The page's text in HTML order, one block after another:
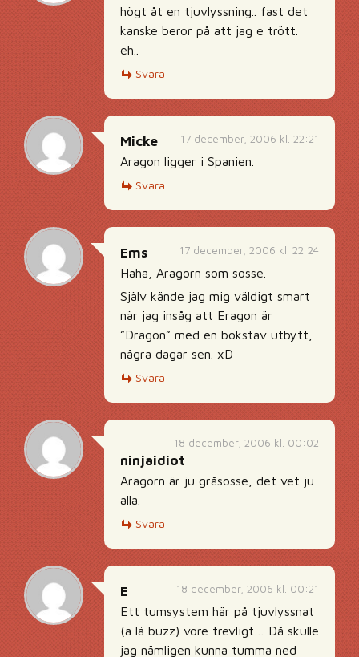
högt åt en tjuvlyssning.. fast det
kanske beror på att jag e trött.
eh..
Svara
17 december, 2006 kl. 22:21
Micke
Aragon ligger i Spanien.
Svara
17 december, 2006 kl. 22:24
Ems
Haha, Aragorn som sosse.
Själv kände jag mig väldigt smart
när jag insåg att Eragon är
”Dragon” med en bokstav utbytt,
några dagar sen. xD
Svara
18 december, 2006 kl. 00:02
ninjaidiot
Aragorn är ju gråsosse, det vet ju
alla.
Svara
18 december, 2006 kl. 00:21
E
Ett tumsystem här på tjuvlyssnat
(a lá buzz) vore trevligt… Då skulle
jag nämligen kunna tumma ned